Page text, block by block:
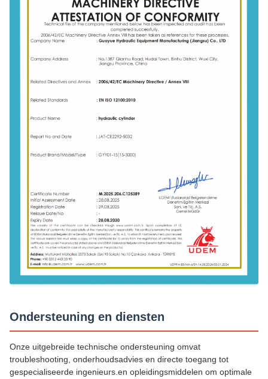
Ondersteuning en diensten
Onze uitgebreide technische ondersteuning omvat
troubleshooting, onderhoudsadvies en directe toegang tot
gespecialiseerde ingenieurs.en opleidingsmiddelen om optimale